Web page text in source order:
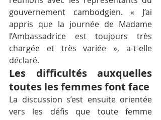
gouvernement cambodgien. « J’ai
appris que la journée de Madame
l’Ambassadrice est toujours très
chargée et très variée », a-t-elle
déclaré.
Les difficultés auxquelles
toutes les femmes font face
La discussion s’est ensuite orientée
vers les défis que toute femme